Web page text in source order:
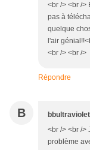
<br /> <br />
pas à
quelque
l'air
<br /> <br />
Répondre
B bbultraviolet
<br /> <br />
problème